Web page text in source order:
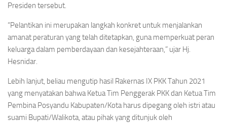
Presiden tersebut.
“Pelantikan ini merupakan langkah konkret untuk menjalankan
amanat peraturan yang telah ditetapkan, guna memperkuat peran
keluarga dalam pemberdayaan dan kesejahteraan,” ujar Hj.
Hesnidar.
Lebih lanjut, beliau mengutip hasil Rakernas IX PKK Tahun 2021
yang menyatakan bahwa Ketua Tim Penggerak PKK dan Ketua Tim
Pembina Posyandu Kabupaten/Kota harus dipegang oleh istri atau
suami Bupati/Walikota, atau pihak yang ditunjuk oleh